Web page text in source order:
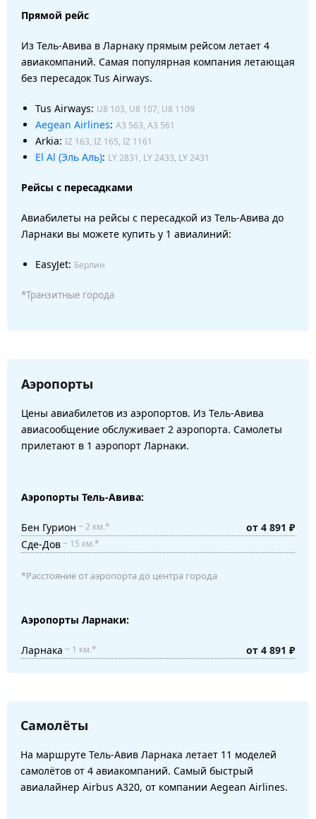
Прямой рейс
Из Тель-Авива в Ларнаку прямым рейсом летает 4
авиакомпаний. Самая популярная компания летающая
без пересадок Tus Airways.
Tus Airways: U8 103, U8 107, U8 1109
Aegean Airlines: A3 563, A3 561
Arkia: IZ 163, IZ 165, IZ 1161
El Al (Эль Аль): LY 2831, LY 2433, LY 2431
Рейсы с пересадками
Авиабилеты на рейсы с пересадкой из Тель-Авива до
Ларнаки вы можете купить у 1 авиалиний:
EasyJet: Берлин
*Транзитные города
Аэропорты
Цены авиабилетов из аэропортов. Из Тель-Авива
авиасообщение обслуживает 2 аэропорта. Самолеты
прилетают в 1 аэропорт Ларнаки.
Аэропорты Тель-Авива:
Бен Гурион ~ 2 км.*
от 4 891 ₽
Сде-Дов~ 15 км.*
*Расстояние от аэропорта до центра города
Аэропорты Ларнаки:
Ларнака ~ 1 км.* от 4 891 ₽
Самолёты
На маршруте Тель-Авив Ларнака летает 11 моделей
самолётов от 4 авиакомпаний. Самый быстрый
авиалайнер Airbus A320, от компании Aegean Airlines.